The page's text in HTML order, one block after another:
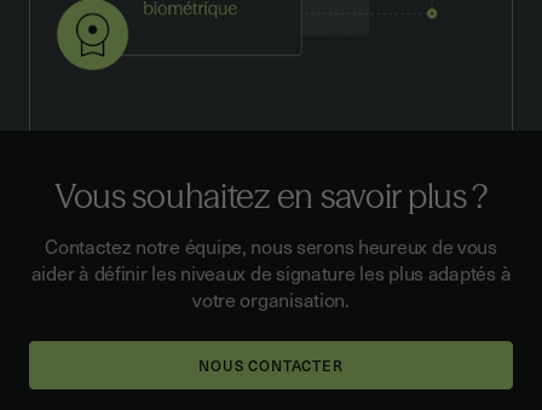
Vous souhaitez en savoir plus ?
Contactez notre équipe, nous serons heureux de vous
aider à définir les niveaux de signature les plus adaptés à
votre organisation.
NOUS CONTACTER